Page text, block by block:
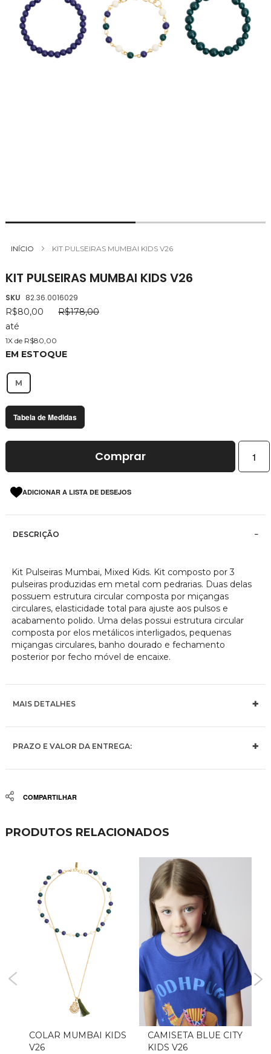
INÍCIO KIT PULSEIRAS MUMBAI KIDS V26
KIT PULSEIRAS MUMBAI KIDS V26
SKU 82.36.0016029
R$80,00
R$178,00
até
1X de R$80,00
EM ESTOQUE
M
Tabela de Medidas
Comprar
ADICIONAR A LISTA DE DESEJOS
DESCRIÇÃO
Kit Pulseiras Mumbai, Mixed Kids. Kit composto por 3
pulseiras produzidas em metal com pedrarias. Duas delas
possuem estrutura circular composta por miçangas
circulares, elasticidade total para ajuste aos pulsos e
acabamento polido. Uma delas possui estrutura circular
composta por elos metálicos interligados, pequenas
miçangas circulares, banho dourado e fechamento
posterior por fecho móvel de encaixe.
MAIS DETALHES
PRAZO E VALOR DA ENTREGA:
Share
para
da
Galeria
de
imagens
PRODUTOS RELACIONADOS
COLAR MUMBAI KIDS
V26
CAMISETA BLUE CITY
KIDS V26